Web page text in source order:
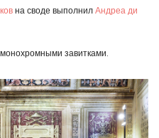
на своде выполнил Андреа ди
завитками.